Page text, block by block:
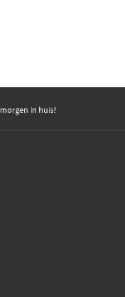
morgen in huis!